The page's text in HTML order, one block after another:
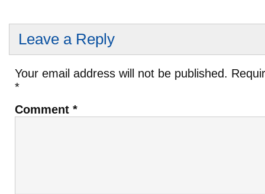
Leave a Reply
Your email address will not be published.
*
Comment *